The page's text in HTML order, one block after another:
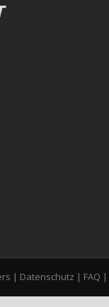
| Datenschutz | FAQ |